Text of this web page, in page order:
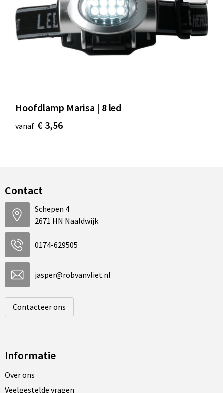
Hoofdlamp Marisa | 8 led
vanaf € 3,56
Contact
Schepen 4
2671 HN Naaldwijk
0174-629505
jasper@robvanvliet.nl
Contacteer ons
Informatie
Over ons
Veelgestelde vragen